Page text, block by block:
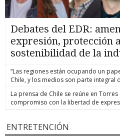
Debates del EDR:
expresión, protección
sostenibilidad de la
“Las regiones están ocupando un
Chile, y los medios son parte integral
La prensa de Chile se reúne en
compromiso con la libertad de
ENTRETENCIÓN